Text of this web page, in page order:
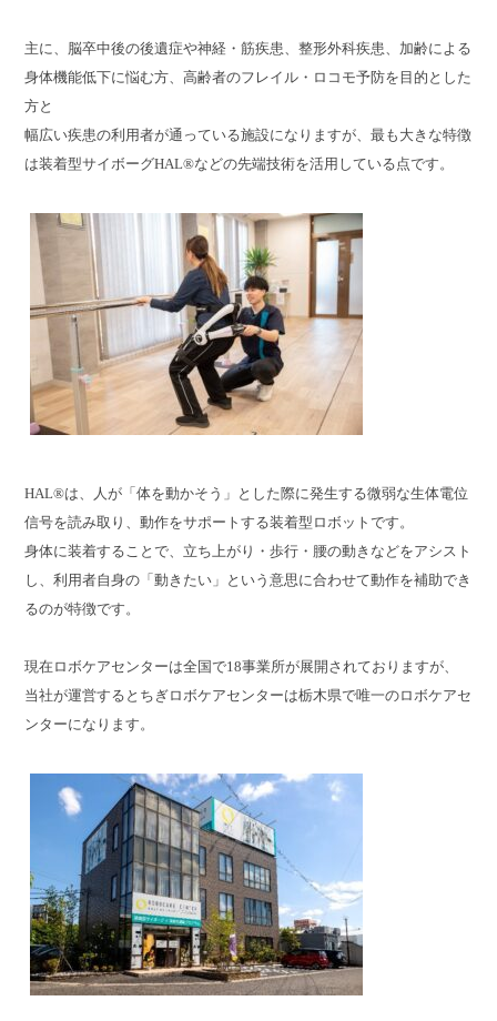
主に、脳卒中後の後遺症や神経・筋疾患、整形外科疾患、加齢による
身体機能低下に悩む方、高齢者のフレイル・ロコモ予防を目的とした
方と
幅広い疾患の利用者が通っている施設になりますが、最も大きな特徴
は装着型サイボーグHAL®などの先端技術を活用している点です。
HAL®は、人が「体を動かそう」とした際に発生する微弱な生体電位
信号を読み取り、動作をサポートする装着型ロボットです。
身体に装着することで、立ち上がり・歩行・腰の動きなどをアシスト
し、利用者自身の「動きたい」という意思に合わせて動作を補助でき
るのが特徴です。
現在ロボケアセンターは全国で18事業所が展開されておりますが、
当社が運営するとちぎロボケアセンターは栃木県で唯一のロボケアセ
ンターになります。